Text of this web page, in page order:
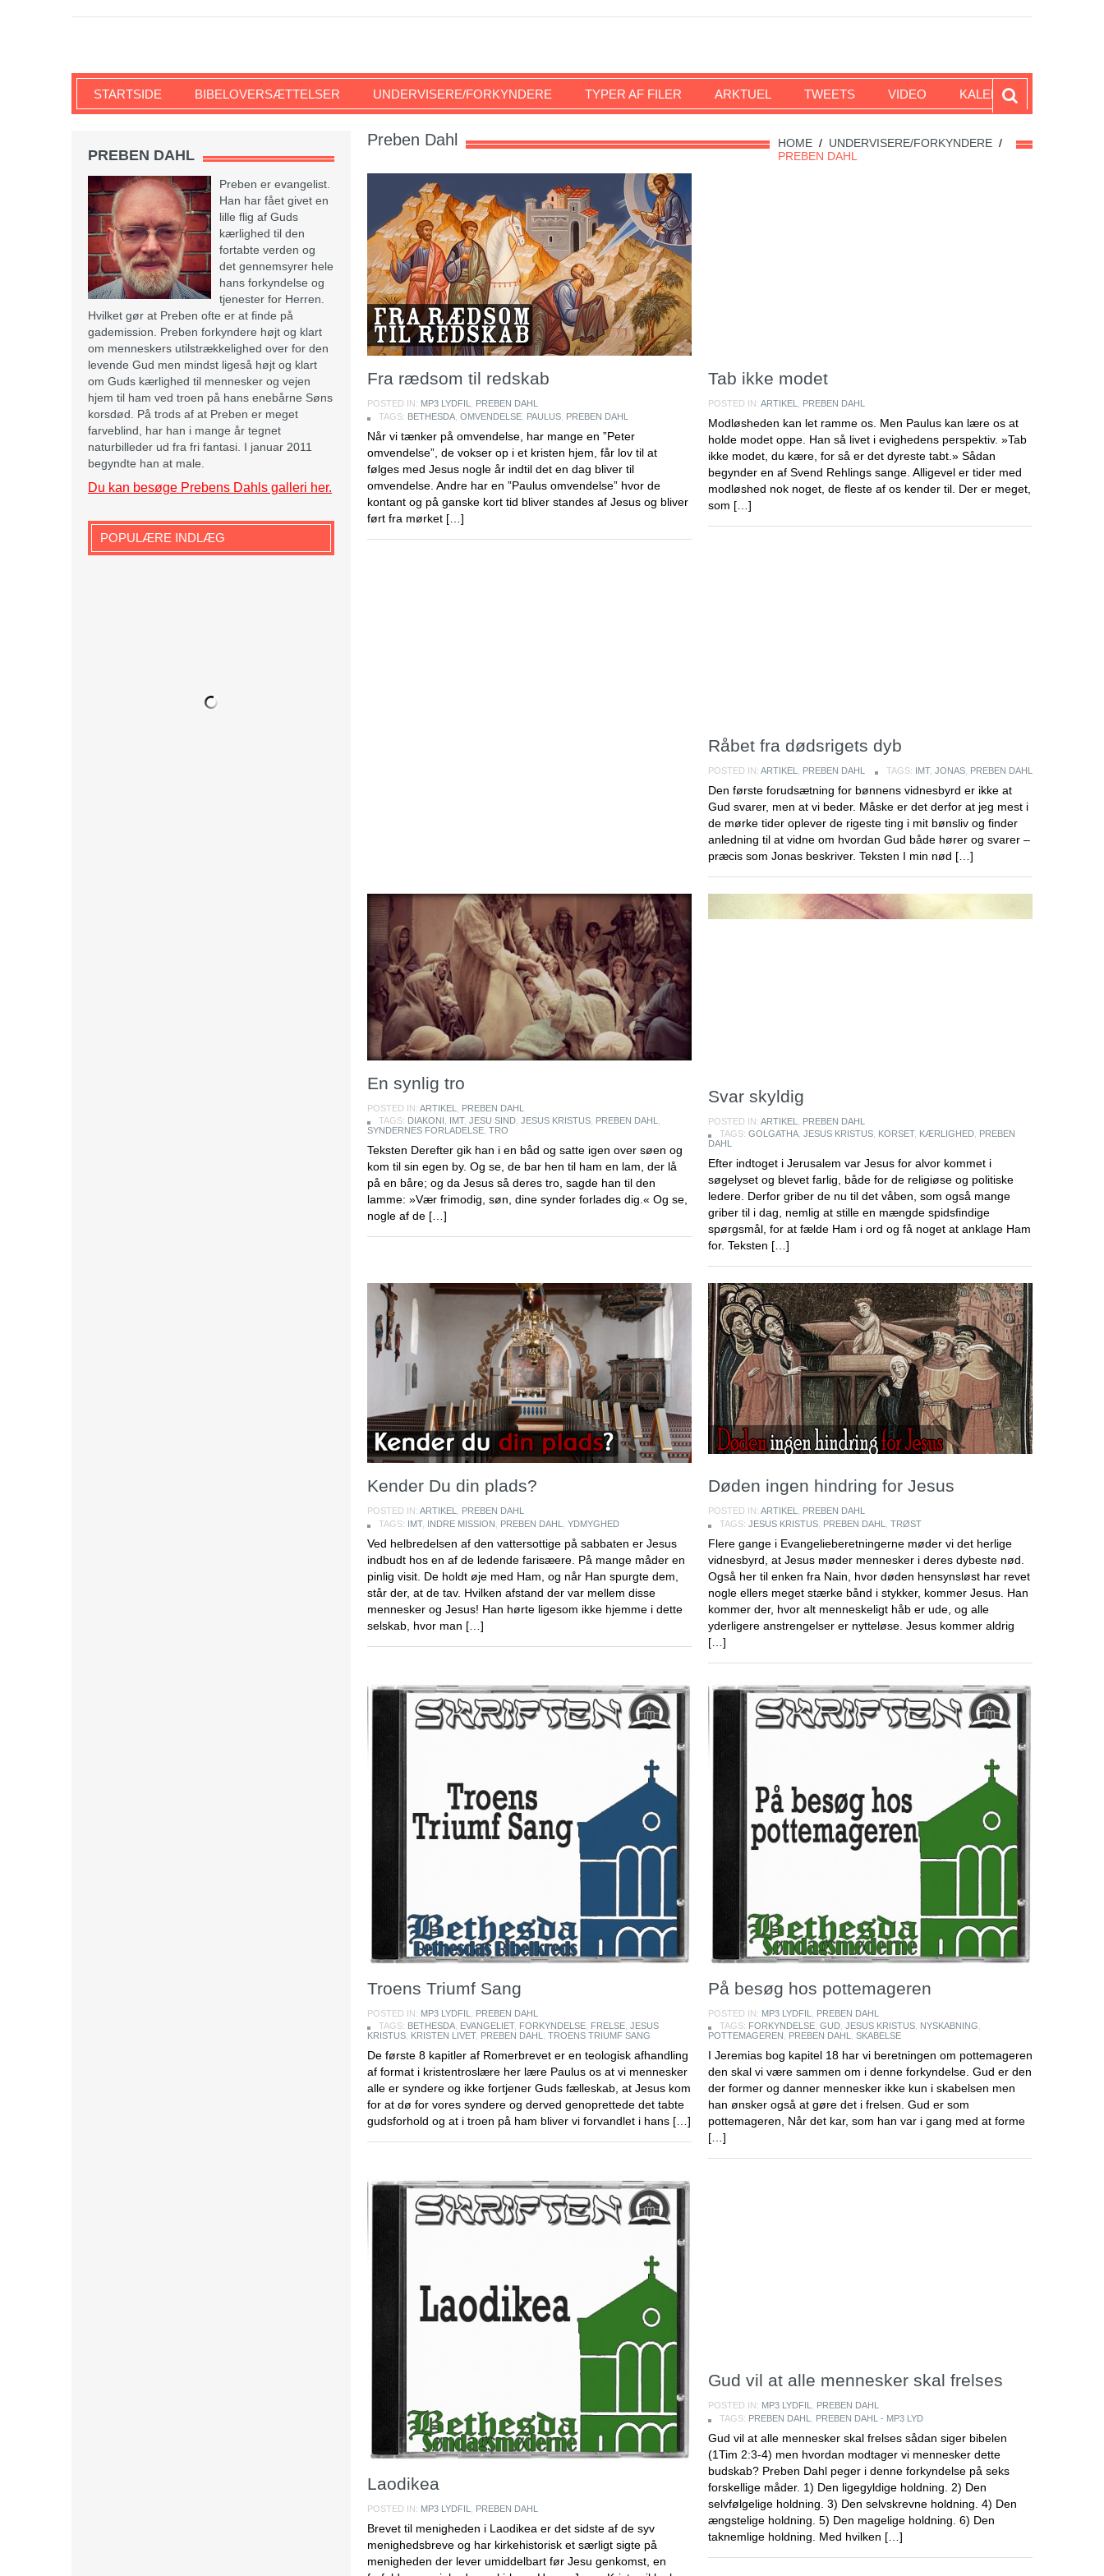
SKRIFTEN
STARTSIDE BIBELOVERSÆTTELSER UNDERVISERE/FORKYNDERE TYPER AF FILER ARKTUEL TWEETS VIDEO KALENDER
HOME / UNDERVISERE/FORKYNDERE /
PREBEN DAHL
Preben Dahl
Fra rædsom til redskab
POSTED IN: MP3 LYDFIL
PREBEN DAHL
TAGS: BETHESDA OMVENDELSE PAULUS PREBEN DAHL
Når vi tænker på omvendelse, har mange en ”Peter
omvendelse”, de vokser op i et kristen hjem, får lov til at
følges med Jesus nogle år indtil det en dag bliver til
omvendelse. Andre har en ”Paulus omvendelse” hvor de
kontant og på ganske kort tid bliver standes af Jesus og bliver
ført fra mørket […]
Tab ikke modet
POSTED IN: ARTIKEL PREBEN DAHL
Modløsheden kan let ramme os. Men Paulus kan lære os at
holde modet oppe. Han så livet i evighedens perspektiv. »Tab
ikke modet, du kære, for så er det dyreste tabt.» Sådan
begynder en af Svend Rehlings sange. Alligevel er tider med
modløshed nok noget, de fleste af os kender til. Der er meget,
som […]
Råbet fra dødsrigets dyb
POSTED IN: ARTIKEL PREBEN DAHL TAGS: IMT, JONAS PREBEN DAHL
Den første forudsætning for bønnens vidnesbyrd er ikke at
Gud svarer, men at vi beder. Måske er det derfor at jeg mest i
de mørke tider oplever de rigeste ting i mit bønsliv og finder
anledning til at vidne om hvordan Gud både hører og svarer –
præcis som Jonas beskriver. Teksten I min nød […]
En synlig tro
POSTED IN: ARTIKEL
PREBEN DAHL
TAGS: DIAKONI IMT, JESU SIND JESUS KRISTUS PREBEN DAHL
SYNDERNES FORLADELSE TRO
Teksten Derefter gik han i en båd og satte igen over søen og
kom til sin egen by. Og se, de bar hen til ham en lam, der lå
på en båre; og da Jesus så deres tro, sagde han til den
lamme: »Vær frimodig, søn, dine synder forlades dig.« Og se,
nogle af de […]
Svar skyldig
POSTED IN: ARTIKEL
PREBEN DAHL
TAGS: GOLGATHA JESUS KRISTUS KORSET, KÆRLIGHED PREBEN
DAHL
Efter indtoget i Jerusalem var Jesus for alvor kommet i
søgelyset og blevet farlig, både for de religiøse og politiske
ledere. Derfor griber de nu til det våben, som også mange
griber til i dag, nemlig at stille en mængde spidsfindige
spørgsmål, for at fælde Ham i ord og få noget at anklage Ham
for. Teksten […]
Kender Du din plads?
POSTED IN: ARTIKEL
PREBEN DAHL
TAGS: IMT, INDRE MISSION PREBEN DAHL YDMYGHED
Ved helbredelsen af den vattersottige på sabbaten er Jesus
indbudt hos en af de ledende farisæere. På mange måder en
pinlig visit. De holdt øje med Ham, og når Han spurgte dem,
står der, at de tav. Hvilken afstand der var mellem disse
mennesker og Jesus! Han hørte ligesom ikke hjemme i dette
selskab, hvor man […]
Døden ingen hindring for Jesus
POSTED IN: ARTIKEL
PREBEN DAHL
TAGS: JESUS KRISTUS PREBEN DAHL TRØST
Flere gange i Evangelieberetningerne møder vi det herlige
vidnesbyrd, at Jesus møder mennesker i deres dybeste nød.
Også her til enken fra Nain, hvor døden hensynsløst har revet
nogle ellers meget stærke bånd i stykker, kommer Jesus. Han
kommer der, hvor alt menneskeligt håb er ude, og alle
yderligere anstrengelser er nytteløse. Jesus kommer aldrig
[…]
Troens Triumf Sang
POSTED IN: MP3 LYDFIL
PREBEN DAHL
TAGS: BETHESDA EVANGELIET, FORKYNDELSE FRELSE JESUS
KRISTUS KRISTEN LIVET, PREBEN DAHL TROENS TRIUMF SANG
De første 8 kapitler af Romerbrevet er en teologisk afhandling
af format i kristentroslære her lære Paulus os at vi mennesker
alle er syndere og ikke fortjener Guds fælleskab, at Jesus kom
for at dø for vores syndere og derved genoprettede det tabte
gudsforhold og at i troen på ham bliver vi forvandlet i hans […]
På besøg hos pottemageren
POSTED IN: MP3 LYDFIL
PREBEN DAHL
TAGS: FORKYNDELSE GUD JESUS KRISTUS NYSKABNING
POTTEMAGEREN
PREBEN DAHL SKABELSE
I Jeremias bog kapitel 18 har vi beretningen om pottemageren
den skal vi være sammen om i denne forkyndelse. Gud er den
der former og danner mennesker ikke kun i skabelsen men
han ønsker også at gøre det i frelsen. Gud er som
pottemageren, Når det kar, som han var i gang med at forme
[…]
Laodikea
POSTED IN: MP3 LYDFIL PREBEN DAHL
Brevet til menigheden i Laodikea er det sidste af de syv
menighedsbreve og har kirkehistorisk et særligt sigte på
menigheden der lever umiddelbart før Jesu genkomst, en
Gud vil at alle mennesker skal frelses
POSTED IN: MP3 LYDFIL
PREBEN DAHL
TAGS: PREBEN DAHL PREBEN DAHL - MP3 LYD
Gud vil at alle mennesker skal frelses sådan siger bibelen
(1Tim 2:3-4) men hvordan modtager vi mennesker dette
budskab? Preben Dahl peger i denne forkyndelse på seks
forskellige måder. 1) Den ligegyldige holdning. 2) Den
selvfølgelige holdning. 3) Den selvskrevne holdning. 4) Den
ængstelige holdning. 5) Den magelige holdning. 6) Den
taknemlige holdning. Med hvilken […]
PREBEN DAHL
Preben er evangelist.
Han har fået givet en
lille flig af Guds
kærlighed til den
fortabte verden og
det gennemsyrer hele
hans forkyndelse og
tjenester for Herren.
Hvilket gør at Preben ofte er at finde på
gademission. Preben forkyndere højt og klart
om menneskers utilstrækkelighed over for den
levende Gud men mindst ligeså højt og klart
om Guds kærlighed til mennesker og vejen
hjem til ham ved troen på hans enebårne Søns
korsdød. På trods af at Preben er meget
farveblind, har han i mange år tegnet
naturbilleder ud fra fri fantasi. I januar 2011
begyndte han at male.
Du kan besøge Prebens Dahls galleri her.
POPULÆRE INDLÆG